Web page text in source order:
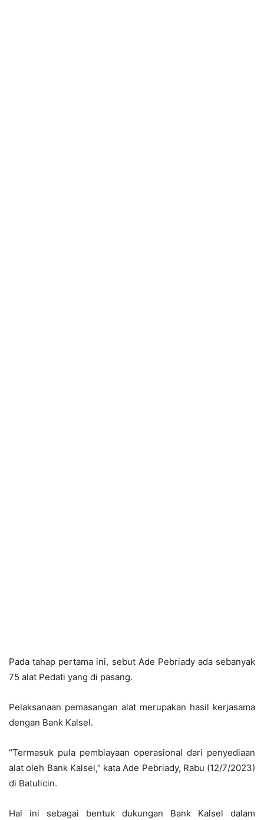
Pada tahap pertama ini, sebut Ade Pebriady ada sebanyak
75 alat Pedati yang di pasang.
Pelaksanaan pemasangan alat merupakan hasil kerjasama
dengan Bank Kalsel.
“Termasuk pula pembiayaan operasional dari penyediaan
alat oleh Bank Kalsel,” kata Ade Pebriady, Rabu (12/7/2023)
di Batulicin.
Hal ini sebagai bentuk dukungan Bank Kalsel dalam